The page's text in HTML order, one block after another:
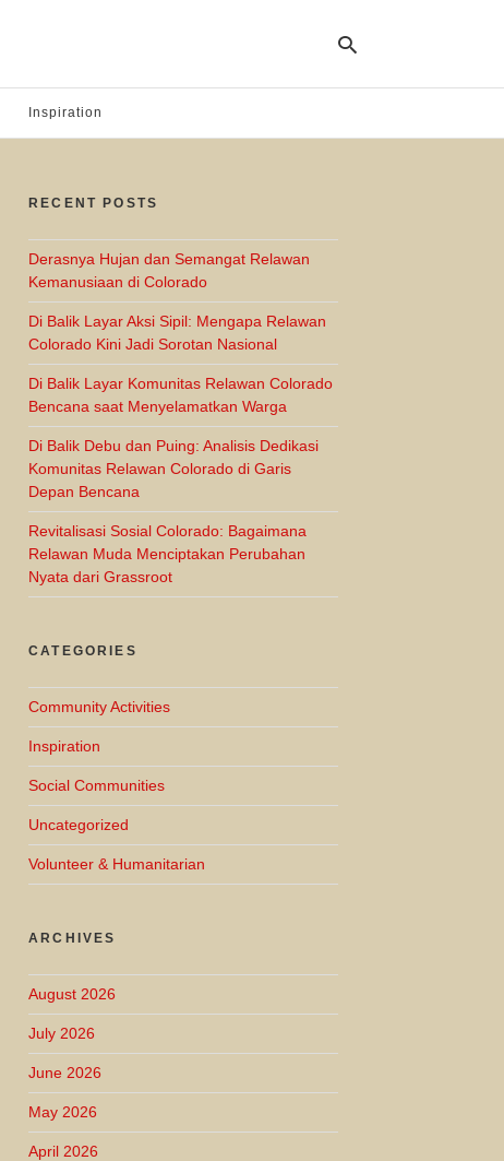
Inspiration
RECENT POSTS
Derasnya Hujan dan Semangat Relawan
Kemanusiaan di Colorado
Di Balik Layar Aksi Sipil: Mengapa Relawan
Colorado Kini Jadi Sorotan Nasional
Di Balik Layar Komunitas Relawan Colorado
Bencana saat Menyelamatkan Warga
Di Balik Debu dan Puing: Analisis Dedikasi
Komunitas Relawan Colorado di Garis
Depan Bencana
Revitalisasi Sosial Colorado: Bagaimana
Relawan Muda Menciptakan Perubahan
Nyata dari Grassroot
CATEGORIES
Community Activities
Inspiration
Social Communities
Uncategorized
Volunteer & Humanitarian
ARCHIVES
August 2026
July 2026
June 2026
May 2026
April 2026